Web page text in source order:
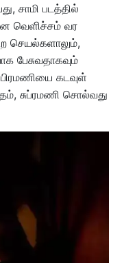
சாமி படத்தில்
வெளிச்சம் வர
செயல்களாலும்,
பேசுவதாகவும்
கடவுள்
சுப்ரமணி சொல்வது